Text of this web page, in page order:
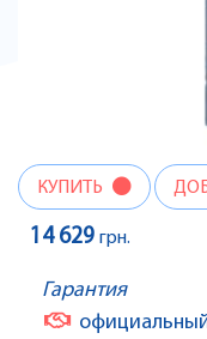
КУПИТЬ
14 629 грн.
Гарантия